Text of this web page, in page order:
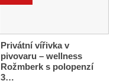
Privátní vířivka v
pivovaru – wellness
Rožmberk s polopenzí
3…